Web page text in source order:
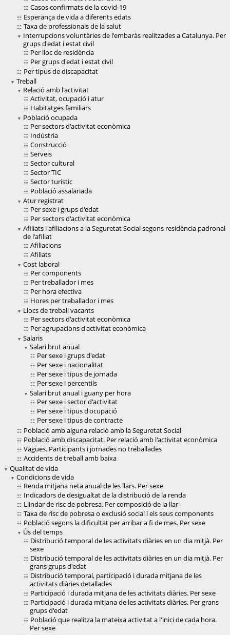
Casos confirmats de la covid-19
Esperança de vida a diferents edats
Taxa de professionals de la salut
Interrupcions voluntàries de l'embaràs realitzades a Catalunya. Per
grups d'edat i estat civil
Per lloc de residència
Per grups d'edat i estat civil
Per tipus de discapacitat
Treball
Relació amb l'activitat
Activitat, ocupació i atur
Habitatges familiars
Població ocupada
Per sectors d'activitat econòmica
Indústria
Construcció
Serveis
Sector cultural
Sector TIC
Sector turístic
Població assalariada
Atur registrat
Per sexe i grups d'edat
Per sectors d'activitat econòmica
Afiliats i afiliacions a la Seguretat Social segons residència padronal
de l'afiliat
Afiliacions
Afiliats
Cost laboral
Per components
Per treballador i mes
Per hora efectiva
Hores per treballador i mes
Llocs de treball vacants
Per sectors d'activitat econòmica
Per agrupacions d'activitat econòmica
Salaris
Salari brut anual
Per sexe i grups d'edat
Per sexe i nacionalitat
Per sexe i tipus de jornada
Per sexe i percentils
Salari brut anual i guany per hora
Per sexe i sector d'activitat
Per sexe i tipus d'ocupació
Per sexe i tipus de contracte
Població amb alguna relació amb la Seguretat Social
Població amb discapacitat. Per relació amb l'activitat econòmica
Vagues. Participants i jornades no treballades
Accidents de treball amb baixa
Qualitat de vida
Condicions de vida
Renda mitjana neta anual de les llars. Per sexe
Indicadors de desigualtat de la distribució de la renda
Llindar de risc de pobresa. Per composició de la llar
Taxa de risc de pobresa o exclusió social i els seus components
Població segons la dificultat per arribar a fi de mes. Per sexe
Ús del temps
Distribució temporal de les activitats diàries en un dia mitjà. Per
sexe
Distribució temporal de les activitats diàries en un dia mitjà. Per
grans grups d'edat
Distribució temporal, participació i durada mitjana de les
activitats diàries detallades
Participació i durada mitjana de les activitats diàries. Per sexe
Participació i durada mitjana de les activitats diàries. Per grans
grups d'edat
Població que realitza la mateixa activitat a l'inici de cada hora.
Per sexe